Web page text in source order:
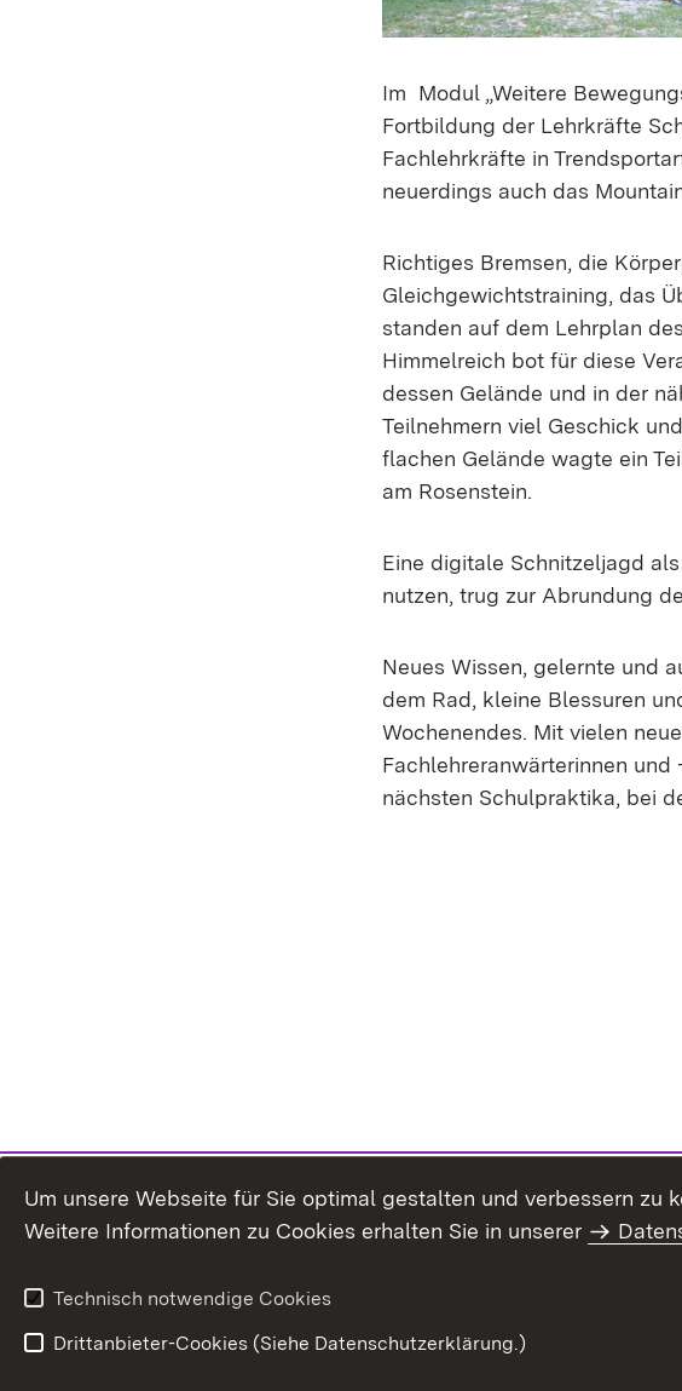
Im Modul „Weitere
Fortbildung der Lehrkräfte
Fachlehrkräfte in
neuerdings auch das
Richtiges Bremsen, die
Gleichgewichtstraining, das
standen auf dem Lehrplan
Himmelreich bot für diese
dessen Gelände und in der
Teilnehmern viel Geschick
flachen Gelände wagte ein
am Rosenstein.
Eine digitale Schnitzeljagd
nutzen, trug zur Abrundung
Neues Wissen, gelernte und
dem Rad, kleine Blessuren
Wochenendes. Mit vielen
Fachlehreranwärterinnen
nächsten Schulpraktika, bei
Um unsere Webseite für Sie optimal gestalten und verbessern zu
Weitere Informationen zu Cookies erhalten Sie in unserer
Technisch notwendige Cookies
Drittanbieter-Cookies (Siehe Datenschutzerklärung.)